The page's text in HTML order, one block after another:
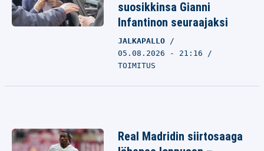
suosikkinsa Gianni
Infantinon seuraajaksi
JALKAPALLO
05.08.2026 - 21:16
TOIMITUS
Real Madridin siirtosaaga